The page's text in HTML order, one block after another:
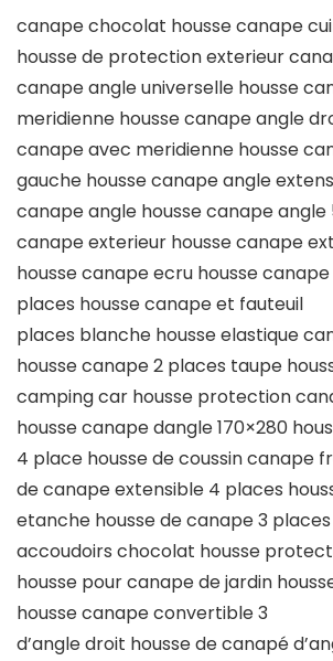
canape chocolat housse canape
housse de protection exterieur
canape angle universelle housse
meridienne housse canape angle
canape avec meridienne housse
gauche housse canape angle
canape angle housse canape angle
canape exterieur housse canape
housse canape ecru housse
places housse canape et fauteuil
places blanche housse elastique
housse canape 2 places taupe
camping car housse protection
housse canape dangle 170×280
4 place housse de coussin canape
de canape extensible 4 places
etanche housse de canape 3
accoudoirs chocolat housse
housse pour canape de jardin
housse canape convertible 3
d’angle droit housse de canapé